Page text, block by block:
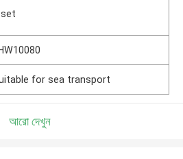
for sea transport
আরো দেখুন